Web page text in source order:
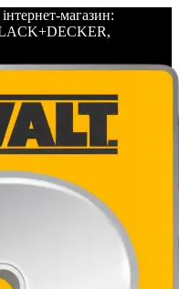
магазин: